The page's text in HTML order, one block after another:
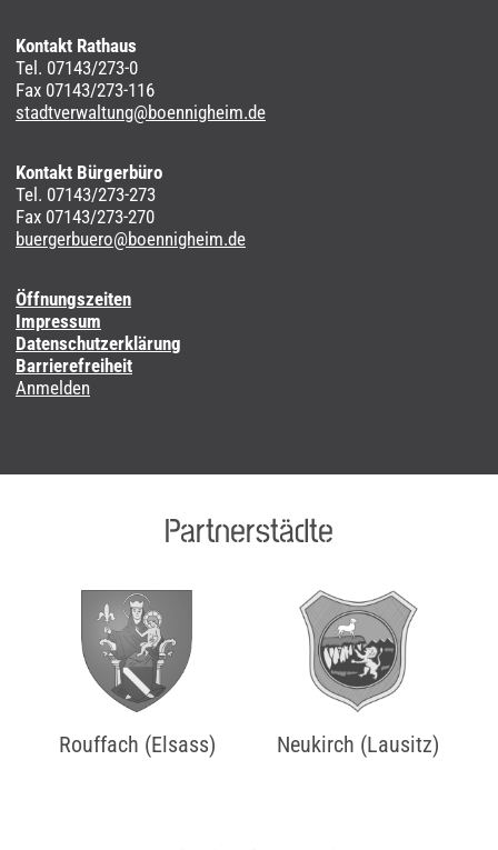
Kontakt Rathaus
Tel. 07143/273-0
Fax 07143/273-116
stadtverwaltung@boennigheim.de
Kontakt Bürgerbüro
Tel. 07143/273-273
Fax 07143/273-270
buergerbuero@boennigheim.de
Öffnungszeiten
Impressum
Datenschutzerklärung
Barrierefreiheit
Anmelden
Partnerstädte
Rouffach (Elsass) Neukirch (Lausitz)